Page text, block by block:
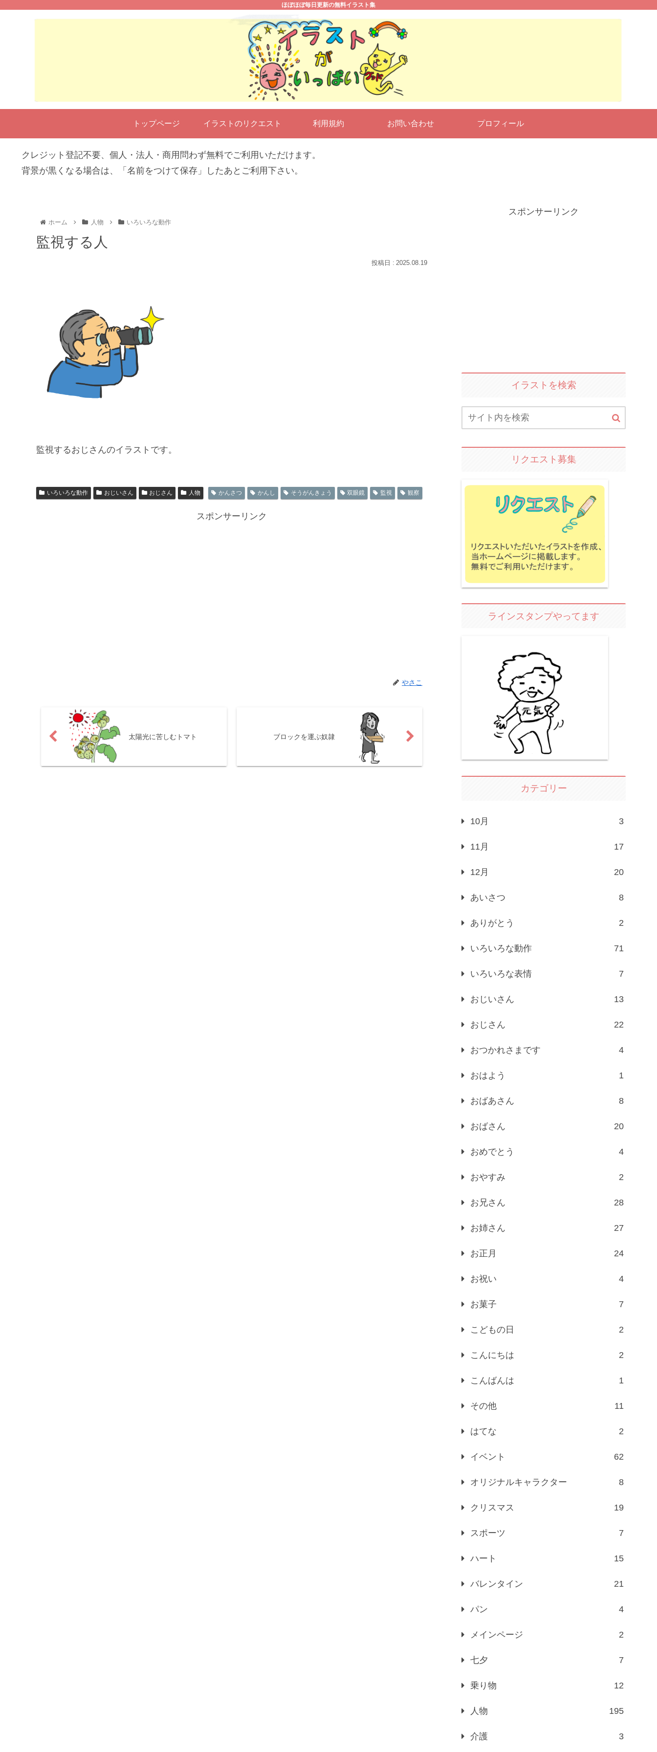
ほぼほぼ毎日更新の無料イラスト集
トップページ イラストのリクエスト 利用規約 お問い合わせ プロフィール
クレジット登記不要、個人・法人・商用問わず無料でご利用いただけます。
背景が黒くなる場合は、「名前をつけて保存」したあとご利用下さい。
ホーム 人物 いろいろな動作
監視する人
2025.08.19
監視するおじさんのイラストです。
いろいろな動作 おじいさん おじさん 人物 かんさつ かんし そうがんきょう 双眼鏡 監視 観察
スポンサーリンク
やさこ
太陽光に苦しむトマト ブロックを運ぶ奴隷
スポンサーリンク
イラストを検索
リクエスト募集
ラインスタンプやってます
カテゴリー
10月 3
11月 17
12月 20
あいさつ 8
ありがとう 2
いろいろな動作 71
いろいろな表情 7
おじいさん 13
おじさん 22
おつかれさまです 4
おはよう 1
おばあさん 8
おばさん 20
おめでとう 4
おやすみ 2
お兄さん 28
お姉さん 27
お正月 24
お祝い 4
お菓子 7
こどもの日 2
こんにちは 2
こんばんは 1
その他 11
はてな 2
イベント 62
オリジナルキャラクター 8
クリスマス 19
スポーツ 7
ハート 15
バレンタイン 21
パン 4
メインページ 2
七夕 7
乗り物 12
人物 195
介護 3